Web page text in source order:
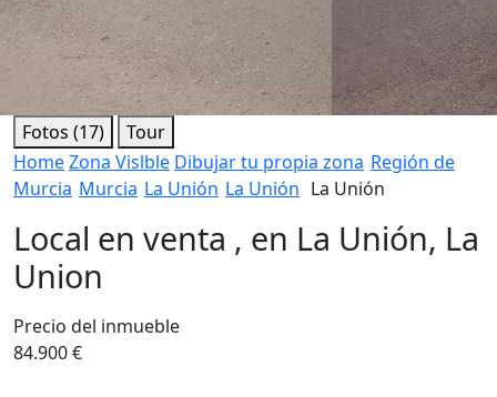
Fotos (17)
Tour
HomeZona Vislble Dibujar tu propia zona Región de
Murcia Murcia La Unión La Unión La Unión
Local en venta , en La Unión, La
Union
Precio del inmueble
84.900 €